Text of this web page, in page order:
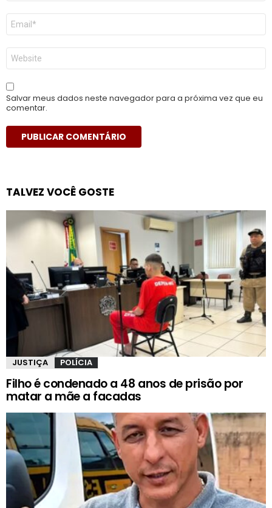
E-
mail
*
Site
Salvar meus dados neste navegador para a próxima vez que eu
comentar.
TALVEZ VOCÊ GOSTE
JUSTIÇA POLÍCIA
Filho é condenado a 48 anos de prisão por
matar a mãe a facadas